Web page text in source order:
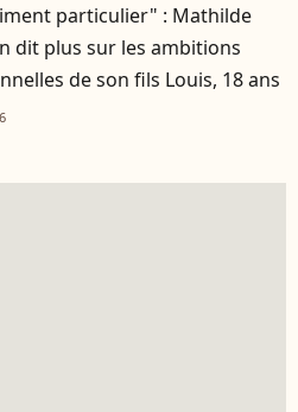
particulier" : Mathilde
dit plus sur les ambitions
de son fils Louis, 18 ans